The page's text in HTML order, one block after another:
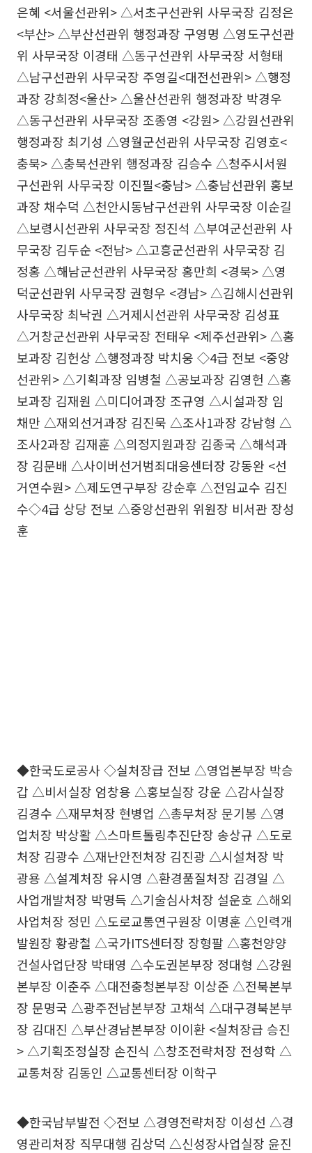
은혜 <서울선관위> △서초구선관위 사무국장 김정은
<부산> △부산선관위 행정과장 구영명 △영도구선관
위 사무국장 이경태 △동구선관위 사무국장 서형태
△남구선관위 사무국장 주영길<대전선관위> △행정
과장 강희정<울산> △울산선관위 행정과장 박경우
△동구선관위 사무국장 조종영 <강원> △강원선관위
행정과장 최기성 △영월군선관위 사무국장 김영호<
충북> △충북선관위 행정과장 김승수 △청주시서원
구선관위 사무국장 이진필<충남> △충남선관위 홍보
과장 채수덕 △천안시동남구선관위 사무국장 이순길
△보령시선관위 사무국장 정진석 △부여군선관위 사
무국장 김두순 <전남> △고흥군선관위 사무국장 김
정홍 △해남군선관위 사무국장 홍만희 <경북> △영
덕군선관위 사무국장 권형우 <경남> △김해시선관위
사무국장 최낙권 △거제시선관위 사무국장 김성표
△거창군선관위 사무국장 전태우 <제주선관위> △홍
보과장 김헌상 △행정과장 박치웅 ◇4급 전보 <중앙
선관위> △기획과장 임병철 △공보과장 김영헌 △홍
보과장 김재원 △미디어과장 조규영 △시설과장 임
채만 △재외선거과장 김진묵 △조사1과장 강남형 △
조사2과장 김재훈 △의정지원과장 김종국 △해석과
장 김문배 △사이버선거범죄대응센터장 강동완 <선
거연수원> △제도연구부장 강순후 △전임교수 김진
수◇4급 상당 전보 △중앙선관위 위원장 비서관 장성
훈
◆한국도로공사 ◇실처장급 전보 △영업본부장 박승
갑 △비서실장 엄창용 △홍보실장 강운 △감사실장
김경수 △재무처장 현병업 △총무처장 문기봉 △영
업처장 박상활 △스마트톨링추진단장 송상규 △도로
처장 김광수 △재난안전처장 김진광 △시설처장 박
광용 △설계처장 유시영 △환경품질처장 김경일 △
사업개발처장 박명득 △기술심사처장 설운호 △해외
사업처장 정민 △도로교통연구원장 이명훈 △인력개
발원장 황광철 △국가ITS센터장 장형팔 △홍천양양
건설사업단장 박태영 △수도권본부장 정대형 △강원
본부장 이춘주 △대전충청본부장 이상준 △전북본부
장 문명국 △광주전남본부장 고채석 △대구경북본부
장 김대진 △부산경남본부장 이이환 <실처장급 승진
> △기획조정실장 손진식 △창조전략처장 전성학 △
교통처장 김동인 △교통센터장 이학구
◆한국남부발전 ◇전보 △경영전략처장 이성선 △경
영관리처장 직무대행 김상덕 △신성장사업실장 윤진